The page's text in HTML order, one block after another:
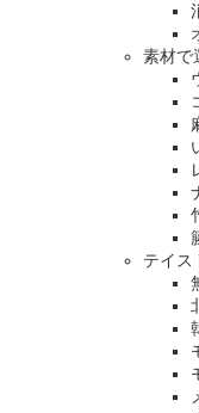
素材で
テイス